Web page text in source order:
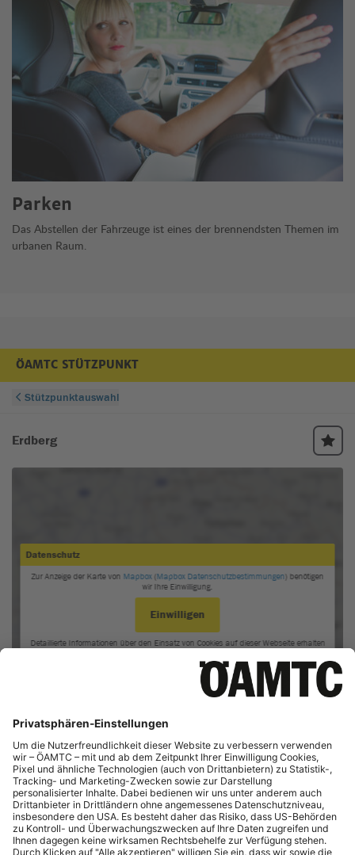
Parken
Das Abstellen der Fahrzeuge ist eines der brennendsten Themen im
urbanen Raum.
ÖAMTC STÜTZPUNKT